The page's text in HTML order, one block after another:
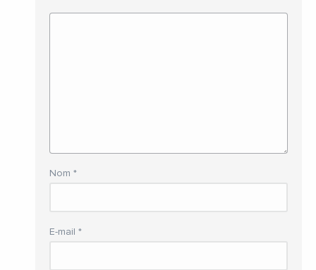
Nom *
E-mail *